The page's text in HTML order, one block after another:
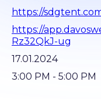
https://
https://
Rz32QkJ-ug
17.01.2024
3:00 РM - 5:00 РM